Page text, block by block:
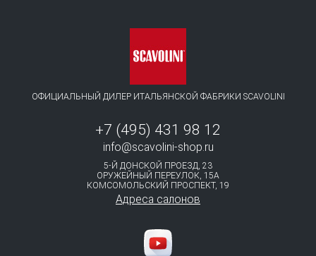
ОФИЦИАЛЬНЫЙ ДИЛЕР ИТАЛЬЯНСКОЙ ФАБРИКИ SCAVOLINI
+7 (495) 431 98 12
info@scavolini-shop.ru
5-Й ДОНСКОЙ ПРОЕЗД, 23
ОРУЖЕЙНЫЙ ПЕРЕУЛОК, 15А
КОМСОМОЛЬСКИЙ ПРОСПЕКТ, 19⁠
Адреса салонов